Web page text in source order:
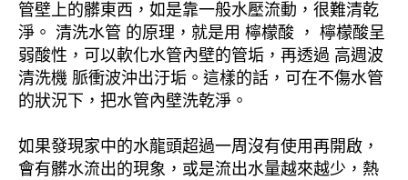
管壁上的髒東西，如是靠一般水壓流動，很難清乾
淨。 清洗水管 的原理，就是用 檸檬酸 ， 檸檬酸呈
弱酸性，可以軟化水管內壁的管垢，再透過 高週波
清洗機 脈衝波沖出汙垢。這樣的話，可在不傷水管
的狀況下，把水管內壁洗乾淨。
如果發現家中的水龍頭超過一周沒有使用再開啟，
會有髒水流出的現象，或是流出水量越來越少，熱